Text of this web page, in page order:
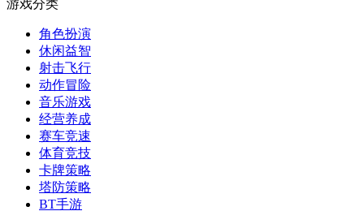
游戏分类
角色扮演
休闲益智
射击飞行
动作冒险
音乐游戏
经营养成
赛车竞速
体育竞技
卡牌策略
塔防策略
BT手游